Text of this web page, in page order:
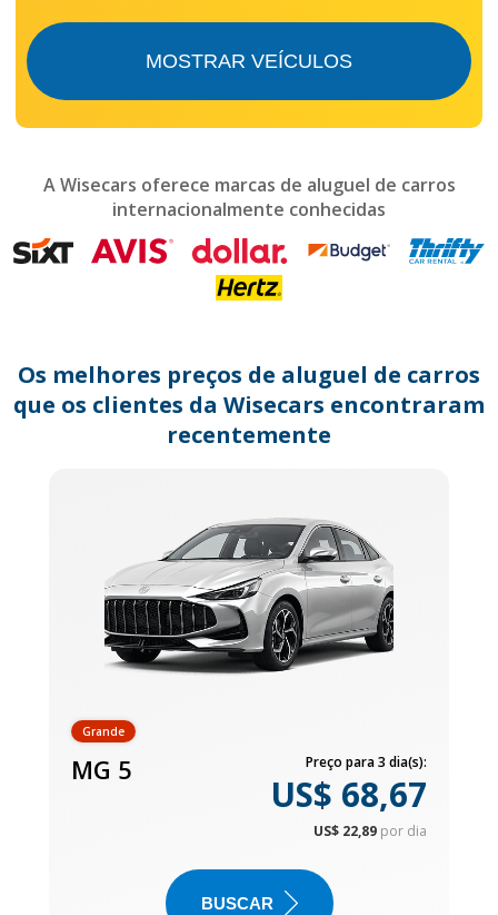
and
mark
get
the
dates.
MOSTRAR VEÍCULOS
A Wisecars oferece marcas de aluguel de carros
internacionalmente conhecidas
Os melhores preços de aluguel de carros
que os clientes da Wisecars encontraram
recentemente
Grande
MG 5 Preço para 3 dia(s):
US$ 68,67
US$ 22,89 por dia
BUSCAR